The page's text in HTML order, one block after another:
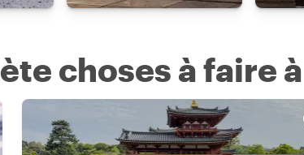
choses à faire